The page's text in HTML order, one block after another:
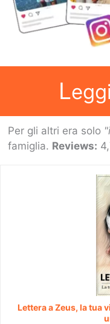
L
Per gli altri era solo
famiglia. Reviews:
Lettera a Zeus, la tua